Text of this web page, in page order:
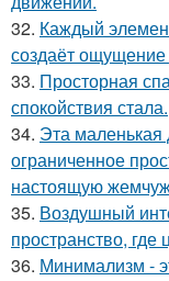
32. Каждый
создаёт ощущение
33. Просторная
спокойствия стала.
34. Эта маленькая
ограниченное
настоящую
35. Воздушный
пространство, где
36. Минимализм -